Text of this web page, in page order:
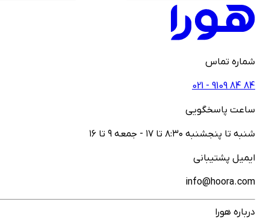
شماره تماس
021 - ‎9109‎ ‎84‎ ‎84‎
ساعت پاسخگویی
شنبه تا پنجشنبه ۸:۳۰ تا ۱۷ - جمعه ۹ تا ۱۶
ایمیل پشتیبانی
info@hoora.com
درباره هورا